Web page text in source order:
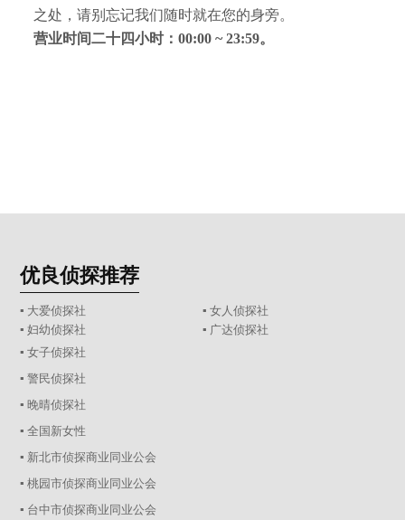
之处，请别忘记我们随时就在您的身旁。
营业时间二十四小时：00:00 ~ 23:59。
优良侦探推荐
▪ 大爱侦探社
▪ 女人侦探社
▪ 妇幼侦探社
▪ 广达侦探社
▪ 女子侦探社
▪ 警民侦探社
▪ 晚晴侦探社
▪ 全国新女性
▪ 新北市侦探商业同业公会
▪ 桃园市侦探商业同业公会
▪ 台中市侦探商业同业公会